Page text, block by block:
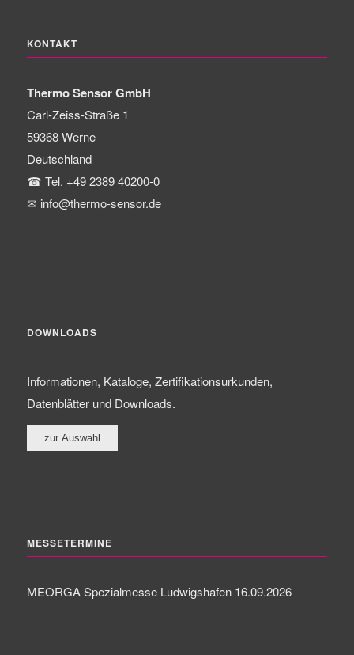
KONTAKT
Thermo Sensor GmbH
Carl-Zeiss-Straße 1
59368 Werne
Deutschland
☎ Tel. +49 2389 40200-0
✉ info@thermo-sensor.de
DOWNLOADS
Informationen, Kataloge, Zertifikationsurkunden,
Datenblätter und Downloads.
MESSETERMINE
MEORGA Spezialmesse Ludwigshafen 16.09.2026